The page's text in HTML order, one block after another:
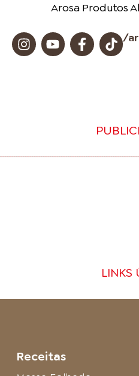
Arosa Produtos
/
LINKS
Receitas